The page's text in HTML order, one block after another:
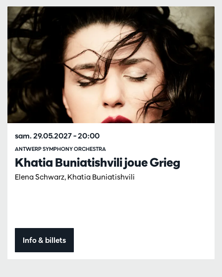
Khatia Buniatishvili joue Grieg
Elena Schwarz, Khatia Buniatishvili
ANTWERP SYMPHONY ORCHESTRA
sam. 29.05.2027– 20:00
Info & billets